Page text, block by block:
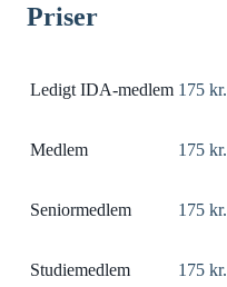
Priser
Ledigt IDA-medlem 175 kr.
Medlem 175 kr.
Seniormedlem 175 kr.
Studiemedlem 175 kr.